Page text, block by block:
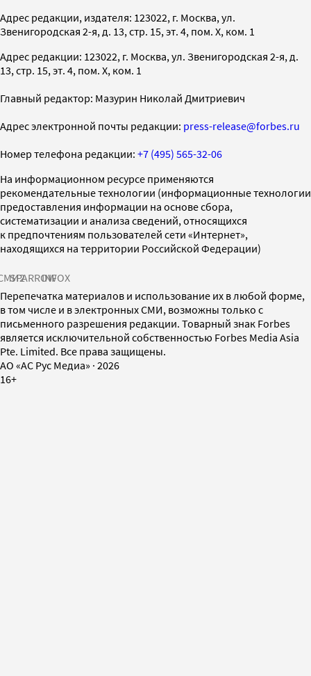
Адрес редакции, издателя: 123022, г. Москва, ул.
Звенигородская 2-я, д. 13, стр. 15, эт. 4, пом. X, ком. 1
Адрес редакции: 123022, г. Москва, ул. Звенигородская 2-я, д.
13, стр. 15, эт. 4, пом. X, ком. 1
Главный редактор: Мазурин Николай Дмитриевич
Адрес электронной почты редакции: press-release@forbes.ru
Номер телефона редакции: +7 (495) 565-32-06
На информационном ресурсе применяются
рекомендательные технологии (информационные технологии
предоставления информации на основе сбора,
систематизации и анализа сведений, относящихся
к предпочтениям пользователей сети «Интернет»,
находящихся на территории Российской Федерации)
SPARROWINFOX
Перепечатка материалов и использование их в любой форме,
в том числе и в электронных СМИ, возможны только с
письменного разрешения редакции. Товарный знак Forbes
является исключительной собственностью Forbes Media Asia
Pte. Limited. Все права защищены.
AO «АС Рус Медиа» · 2026
16+